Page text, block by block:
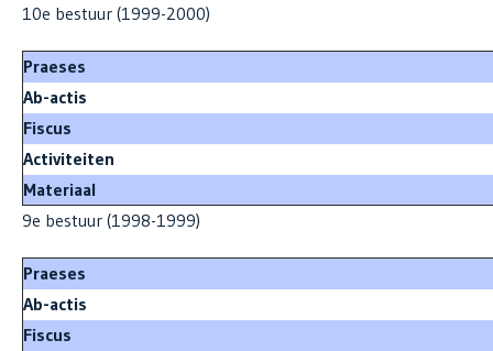
10e bestuur (1999-2000)
Praeses
Ab-actis
Fiscus
Activiteiten
Materiaal
9e bestuur (1998-1999)
Praeses
Ab-actis
Fiscus